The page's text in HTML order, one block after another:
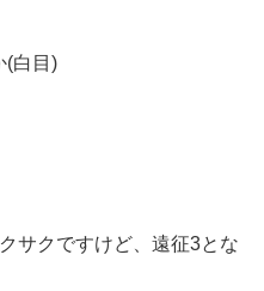
(白目)
サクですけど、遠征3とな